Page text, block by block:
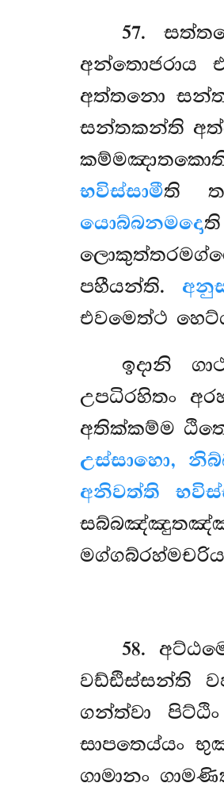
57.
අන්තොජරාය
අත්තනො
සන්තකන්ති
භවිස්සාමීති
යොබ්බනමදො
පහීයන්ති.
එවමෙත්ථ
ඉදානි
උපධිරහිතං
අතික්කම්ම
උස්සාහො,
අනිවත්ති
58.
වඩ්ඪිස්සන්ති
ගන්ත්වා
සාපතෙය්යං
ගාමානං